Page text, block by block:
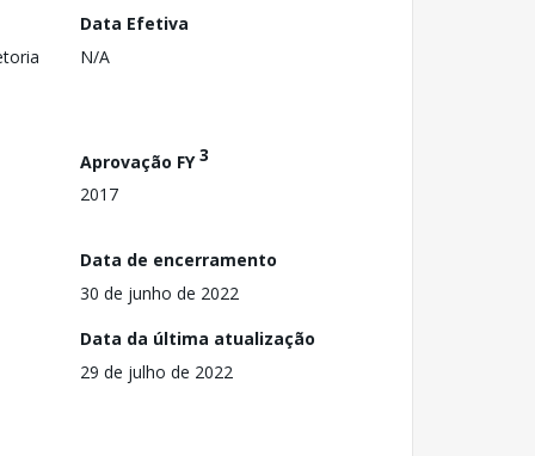
Data Efetiva
N/A
Aprovação FY3
2017
Data de encerramento
30 de junho de 2022
Data da última atualização
29 de julho de 2022